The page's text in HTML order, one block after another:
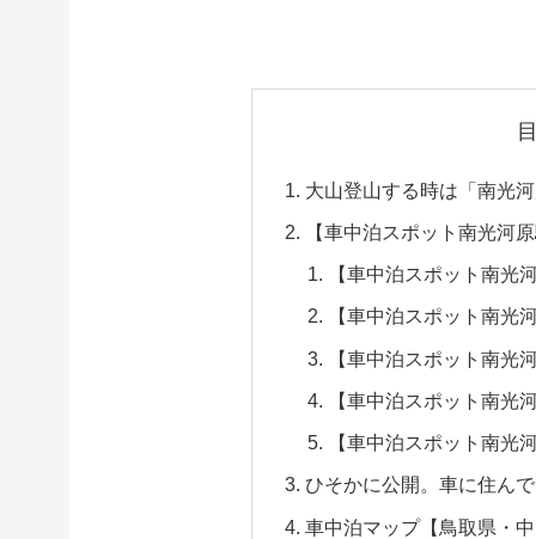
大山登山する時は「南光
【車中泊スポット南光河
【車中泊スポット南光
【車中泊スポット南光
【車中泊スポット南光
【車中泊スポット南光
【車中泊スポット南光
ひそかに公開。車に住ん
車中泊マップ【鳥取県・